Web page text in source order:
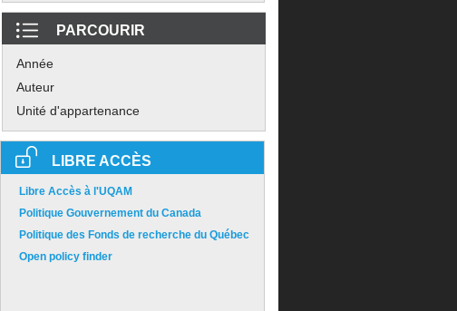
PARCOURIR
Année
Auteur
Unité d'appartenance
LIBRE ACCÈS
Libre Accès à l'UQAM
Politique Gouvernement du Canada
Politique des Fonds de recherche du Québec
Open policy finder